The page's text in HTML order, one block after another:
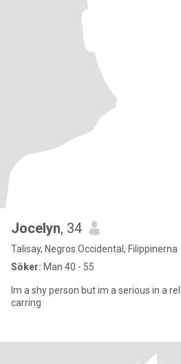
Jocelyn, 34
Talisay, Negros Occidental, Filippinerna
Söker: Man 40 - 55
Im a shy person but im a serious in a
carring